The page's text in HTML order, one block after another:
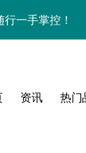
一手掌控！
秘其惊艳新亮
机体验师抢先揭
资讯 热门